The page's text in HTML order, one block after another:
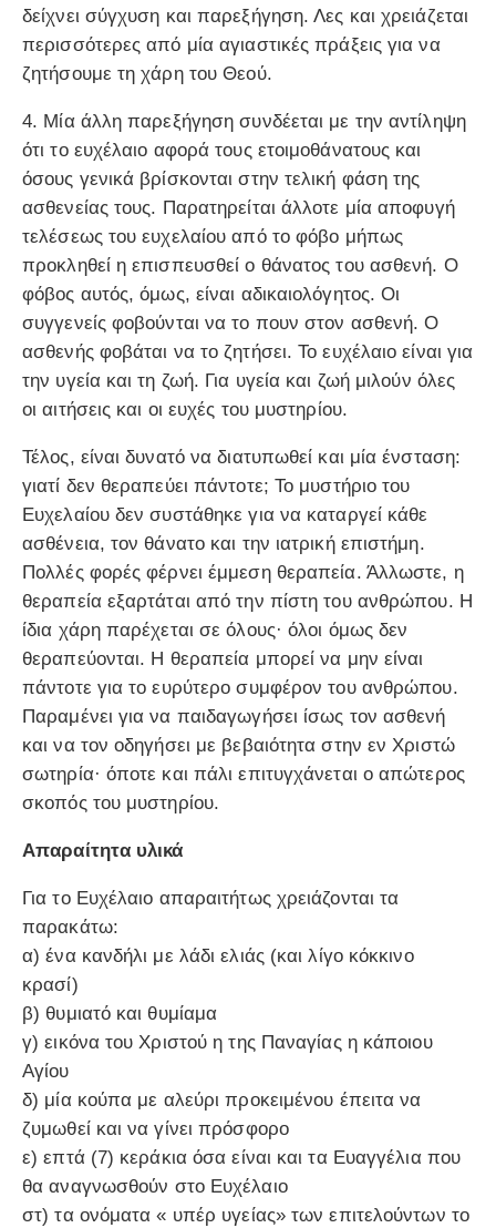
δείχνει σύγχυση και παρεξήγηση. Λες και χρειάζεται
περισσότερες από μία αγιαστικές πράξεις για να
ζητήσουμε τη χάρη του Θεού.
4. Μία άλλη παρεξήγηση συνδέεται με την αντίληψη
ότι το ευχέλαιο αφορά τους ετοιμοθάνατους και
όσους γενικά βρίσκονται στην τελική φάση της
ασθενείας τους. Παρατηρείται άλλοτε μία αποφυγή
τελέσεως του ευχελαίου από το φόβο μήπως
προκληθεί η επισπευσθεί ο θάνατος του ασθενή. Ο
φόβος αυτός, όμως, είναι αδικαιολόγητος. Οι
συγγενείς φοβούνται να το πουν στον ασθενή. Ο
ασθενής φοβάται να το ζητήσει. Το ευχέλαιο είναι για
την υγεία και τη ζωή. Για υγεία και ζωή μιλούν όλες
οι αιτήσεις και οι ευχές του μυστηρίου.
Τέλος, είναι δυνατό να διατυπωθεί και μία ένσταση:
γιατί δεν θεραπεύει πάντοτε; Το μυστήριο του
Ευχελαίου δεν συστάθηκε για να καταργεί κάθε
ασθένεια, τον θάνατο και την ιατρική επιστήμη.
Πολλές φορές φέρνει έμμεση θεραπεία. Άλλωστε, η
θεραπεία εξαρτάται από την πίστη του ανθρώπου. Η
ίδια χάρη παρέχεται σε όλους· όλοι όμως δεν
θεραπεύονται. Η θεραπεία μπορεί να μην είναι
πάντοτε για το ευρύτερο συμφέρον του ανθρώπου.
Παραμένει για να παιδαγωγήσει ίσως τον ασθενή
και να τον οδηγήσει με βεβαιότητα στην εν Χριστώ
σωτηρία· όποτε και πάλι επιτυγχάνεται ο απώτερος
σκοπός του μυστηρίου.
Απαραίτητα υλικά
Για το Ευχέλαιο απαραιτήτως χρειάζονται τα
παρακάτω:
α) ένα κανδήλι με λάδι ελιάς (και λίγο κόκκινο
κρασί)
β) θυμιατό και θυμίαμα
γ) εικόνα του Χριστού η της Παναγίας η κάποιου
Αγίου
δ) μία κούπα με αλεύρι προκειμένου έπειτα να
ζυμωθεί και να γίνει πρόσφορο
ε) επτά (7) κεράκια όσα είναι και τα Ευαγγέλια που
θα αναγνωσθούν στο Ευχέλαιο
στ) τα ονόματα « υπέρ υγείας» των επιτελούντων το